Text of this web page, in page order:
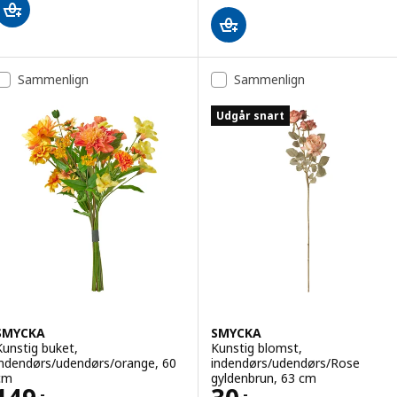
Sammenlign
buket,
udendørs/orange, 60
Sammenlign
Udgår snart
SMYCKA
Kunstig blomst,
indendørs/udendørs/Rose
gyldenbrun, 63 cm